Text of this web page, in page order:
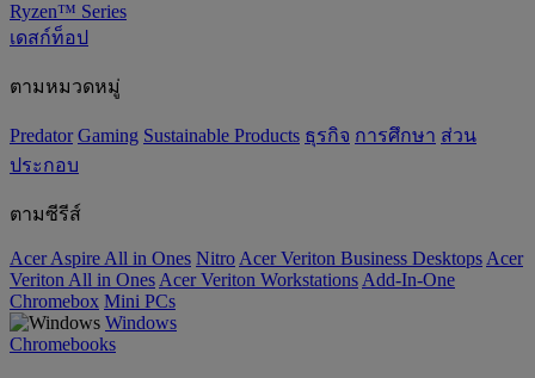
Ryzen™ Series
เดสก์ท็อป
ตามหมวดหมู่
Predator Gaming ‌Sustainable Products ธุรกิจ การศึกษา ส่วน
ประกอบ
ตามซีรีส์
Acer Aspire All in Ones Nitro Acer Veriton Business Desktops Acer
Veriton All in Ones Acer Veriton Workstations Add-In-One
Chromebox Mini PCs
Windows
Chromebooks